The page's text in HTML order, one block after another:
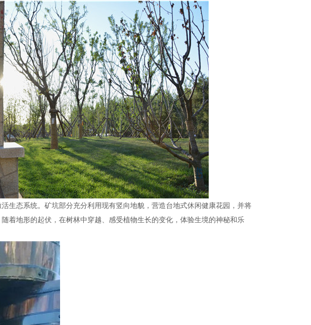
生态系统。矿坑部分充分利用现有竖向地貌，营造台地式休闲健康花园，并将
着地形的起伏，在树林中穿越、感受植物生长的变化，体验生境的神秘和乐